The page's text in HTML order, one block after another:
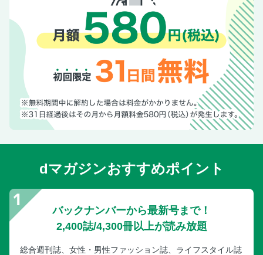
dマガジンおすすめポイント
バックナンバーから最新号まで！
2,400誌/4,300冊以上が読み放題
総合週刊誌、女性・男性ファッション誌、ライフスタイル誌